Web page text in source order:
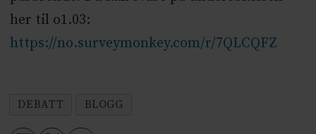
her til o1.03:
https://no.surveymonkey.com/r/7QLCQFZ
DEBATT BLOGG